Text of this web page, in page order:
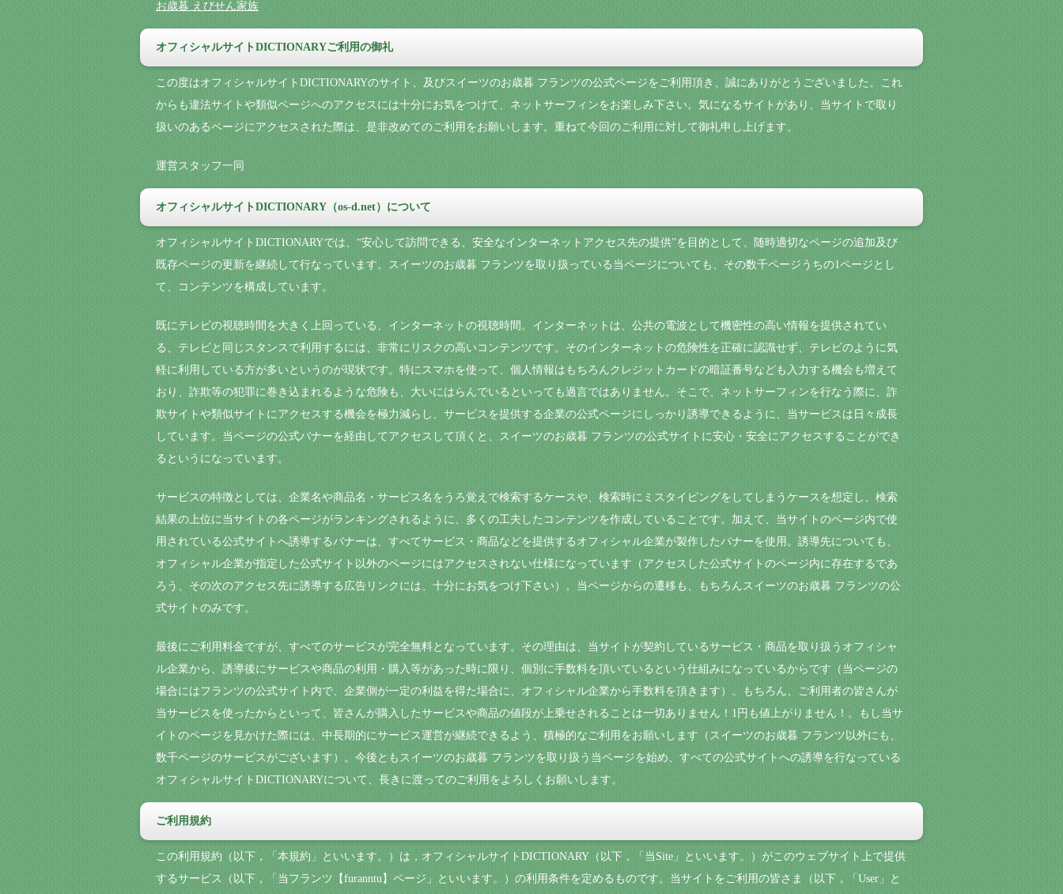
お歳暮 えびせん家族
オフィシャルサイトDICTIONARYご利用の御礼
この度はオフィシャルサイトDICTIONARYのサイト、及びスイーツのお歳暮 フランツの公式ページをご利用頂き、誠にありがとうございました。これ
からも違法サイトや類似ページへのアクセスには十分にお気をつけて、ネットサーフィンをお楽しみ下さい。気になるサイトがあり、当サイトで取り
扱いのあるページにアクセスされた際は、是非改めてのご利用をお願いします。重ねて今回のご利用に対して御礼申し上げます。
運営スタッフ一同
オフィシャルサイトDICTIONARY（os-d.net）について
オフィシャルサイトDICTIONARYでは、“安心して訪問できる、安全なインターネットアクセス先の提供”を目的として、随時適切なページの追加及び
既存ページの更新を継続して行なっています。スイーツのお歳暮 フランツを取り扱っている当ページについても、その数千ページうちの1ページとし
て、コンテンツを構成しています。
既にテレビの視聴時間を大きく上回っている、インターネットの視聴時間。インターネットは、公共の電波として機密性の高い情報を提供されてい
る、テレビと同じスタンスで利用するには、非常にリスクの高いコンテンツです。そのインターネットの危険性を正確に認識せず、テレビのように気
軽に利用している方が多いというのが現状です。特にスマホを使って、個人情報はもちろんクレジットカードの暗証番号なども入力する機会も増えて
おり、詐欺等の犯罪に巻き込まれるような危険も、大いにはらんでいるといっても過言ではありません。そこで、ネットサーフィンを行なう際に、詐
欺サイトや類似サイトにアクセスする機会を極力減らし、サービスを提供する企業の公式ページにしっかり誘導できるように、当サービスは日々成長
しています。当ページの公式バナーを経由してアクセスして頂くと、スイーツのお歳暮 フランツの公式サイトに安心・安全にアクセスすることができ
るというになっています。
サービスの特徴としては、企業名や商品名・サービス名をうろ覚えで検索するケースや、検索時にミスタイピングをしてしまうケースを想定し、検索
結果の上位に当サイトの各ページがランキングされるように、多くの工夫したコンテンツを作成していることです。加えて、当サイトのページ内で使
用されている公式サイトへ誘導するバナーは、すべてサービス・商品などを提供するオフィシャル企業が製作したバナーを使用。誘導先についても、
オフィシャル企業が指定した公式サイト以外のページにはアクセスされない仕様になっています（アクセスした公式サイトのページ内に存在するであ
ろう、その次のアクセス先に誘導する広告リンクには、十分にお気をつけ下さい）。当ページからの遷移も、もちろんスイーツのお歳暮 フランツの公
式サイトのみです。
最後にご利用料金ですが、すべてのサービスが完全無料となっています。その理由は、当サイトが契約しているサービス・商品を取り扱うオフィシャ
ル企業から、誘導後にサービスや商品の利用・購入等があった時に限り、個別に手数料を頂いているという仕組みになっているからです（当ページの
場合にはフランツの公式サイト内で、企業側が一定の利益を得た場合に、オフィシャル企業から手数料を頂きます）。もちろん、ご利用者の皆さんが
当サービスを使ったからといって、皆さんが購入したサービスや商品の値段が上乗せされることは一切ありません！1円も値上がりません！。もし当サ
イトのページを見かけた際には、中長期的にサービス運営が継続できるよう、積極的なご利用をお願いします（スイーツのお歳暮 フランツ以外にも、
数千ページのサービスがございます）。今後ともスイーツのお歳暮 フランツを取り扱う当ページを始め、すべての公式サイトへの誘導を行なっている
オフィシャルサイトDICTIONARYについて、長きに渡ってのご利用をよろしくお願いします。
ご利用規約
この利用規約（以下，「本規約」といいます。）は，オフィシャルサイトDICTIONARY（以下，「当Site」といいます。）がこのウェブサイト上で提供
するサービス（以下，「当フランツ【furanntu】ページ」といいます。）の利用条件を定めるものです。当サイトをご利用の皆さま（以下，「User」と